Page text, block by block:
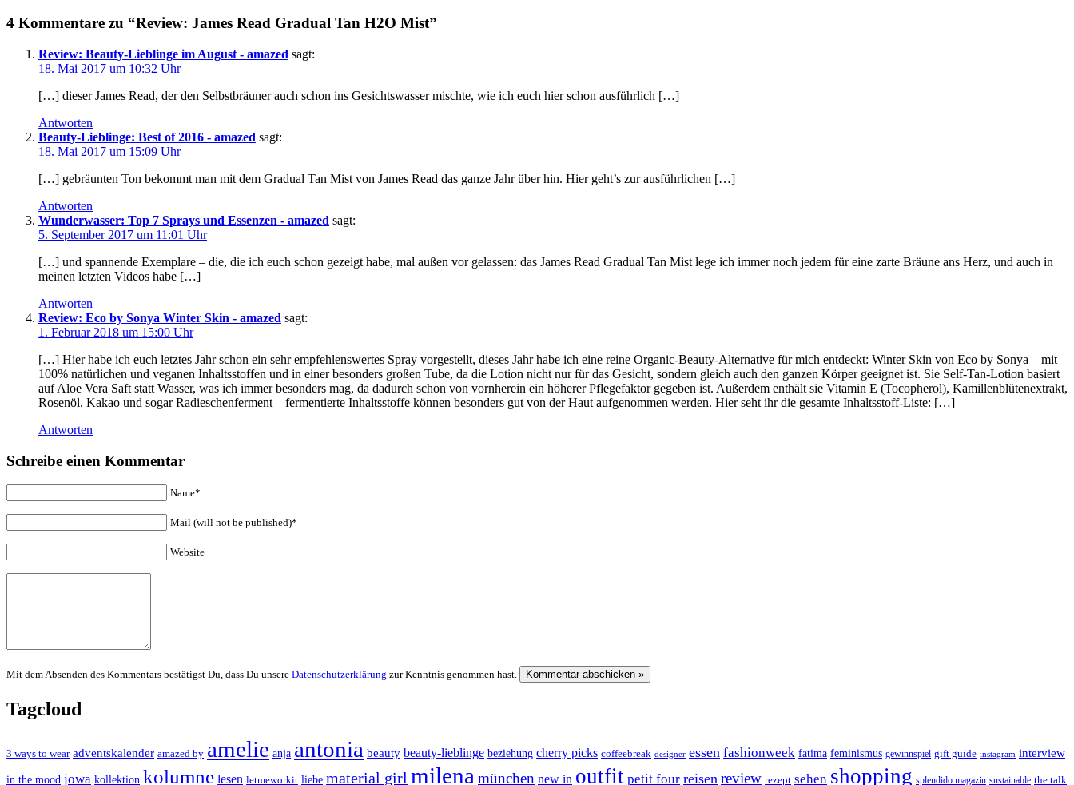
4 Kommentare zu “Review: James Read Gradual Tan H2O Mist”
Review: Beauty-Lieblinge im August - amazed sagt:
18. Mai 2017 um 10:32 Uhr
[…] dieser James Read, der den Selbstbräuner auch schon ins Gesichtswasser mischte, wie ich euch hier schon ausführlich […]
Antworten
Beauty-Lieblinge: Best of 2016 - amazed sagt:
18. Mai 2017 um 15:09 Uhr
[…] gebräunten Ton bekommt man mit dem Gradual Tan Mist von James Read das ganze Jahr über hin. Hier geht’s zur ausführlichen […]
Antworten
Wunderwasser: Top 7 Sprays und Essenzen - amazed sagt:
5. September 2017 um 11:01 Uhr
[…] und spannende Exemplare – die, die ich euch schon gezeigt habe, mal außen vor gelassen: das James Read Gradual Tan Mist lege ich immer noch jedem für eine zarte Bräune ans Herz, und auch in
meinen letzten Videos habe […]
Antworten
Review: Eco by Sonya Winter Skin - amazed sagt:
1. Februar 2018 um 15:00 Uhr
[…] Hier habe ich euch letztes Jahr schon ein sehr empfehlenswertes Spray vorgestellt, dieses Jahr habe ich eine reine Organic-Beauty-Alternative für mich entdeckt: Winter Skin von Eco by Sonya – mit
100% natürlichen und veganen Inhaltsstoffen und in einer besonders großen Tube, da die Lotion nicht nur für das Gesicht, sondern gleich auch den ganzen Körper geeignet ist. Sie Self-Tan-Lotion basiert
auf Aloe Vera Saft statt Wasser, was ich immer besonders mag, da dadurch schon von vornherein ein höherer Pflegefaktor gegeben ist. Außerdem enthält sie Vitamin E (Tocopherol), Kamillenblütenextrakt,
Rosenöl, Kakao und sogar Radieschenferment – fermentierte Inhaltsstoffe können besonders gut von der Haut aufgenommen werden. Hier seht ihr die gesamte Inhaltsstoff-Liste: […]
Antworten
Schreibe einen Kommentar
Name*
Mail (will not be published)*
Website
Mit dem Absenden des Kommentars bestätigst Du, dass Du unsere Datenschutzerklärung zur Kenntnis genommen hast.
Tagcloud
3 ways to wear adventskalender amazed by amelie anja antonia beauty beauty-lieblinge beziehung cherry picks coffeebreak designer essen fashionweek fatima feminismus gewinnspiel gift guide instagram interview
in the mood jowa kollektion kolumne lesen letmeworkit liebe material girl milena münchen new in outfit petit four reisen review rezept sehen shopping splendido magazin sustainable the talk